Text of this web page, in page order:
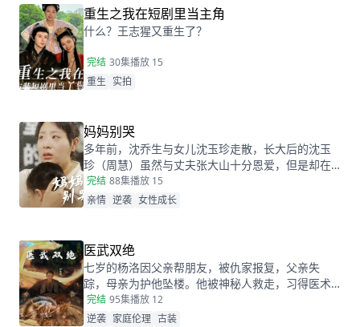
林胜雪果断跟她们断绝关系，还在状元宴上用全国
状元的满分成绩，横扫父母和三位哥哥嘲笑和不
屑。
重生之我在短剧里当主角
什么？王志猩又重生了？
完结 30集播放 15
重生 实拍
妈妈别哭
多年前，沈乔生与女儿沈玉珍走散，长大后的沈玉
珍（周慧）虽然与丈夫张大山十分恩爱，但是却在
婆家受尽欺负。因为女儿治病的钱被婆婆抢走，丈
夫为了赚快钱意外“死亡”，周慧肚子里的二胎也因为
叔子一家正在谋算着将丈夫的高额抚恤金据为己
有，而此时的沈乔生也匆匆赶到......
完结 88集播放 15
亲情 逆袭 女性成长
医武双绝
七岁的杨洛因父亲帮朋友，被仇家报复，父亲失
踪，母亲为护他坠楼。他被神秘人救走，习得医术
和功法。二十年后下山寻父，救下被跟踪的苏轻眉
和她小姨，又因柳家女儿当日结婚退了婚约，被苏
完结 95集播放 12
逆袭 家庭伦理 古装